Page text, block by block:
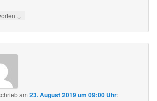
↓
am23. August 2019 um 09:00 Uhr: